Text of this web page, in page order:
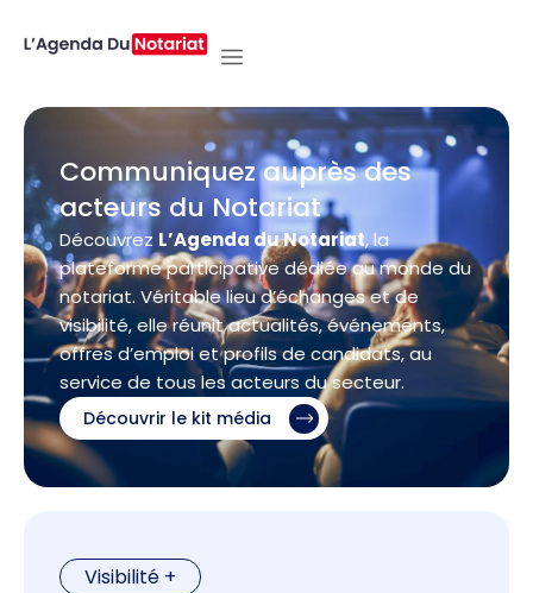
Communiquez auprès des
acteurs du Notariat
Découvrez L’Agenda du Notariat, la
plateforme participative dédiée au monde du
notariat. Véritable lieu d’échanges et de
visibilité, elle réunit actualités, événements,
offres d’emploi et profils de candidats, au
service de tous les acteurs du secteur.
Découvrir le kit média
Visibilité +